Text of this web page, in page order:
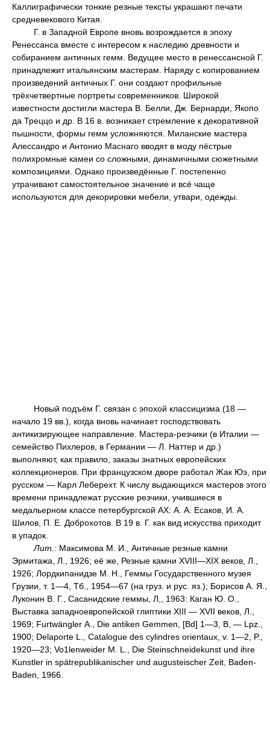
Каллиграфически тонкие резные тексты украшают печати
средневекового Китая.
Г. в Западной Европе вновь возрождается в эпоху
Ренессанса вместе с интересом к наследию древности и
собиранием античных гемм. Ведущее место в ренессансной Г.
принадлежит итальянским мастерам. Наряду с копированием
произведений античных Г. они создают профильные
трёхчетвертные портреты современников. Широкой
известности достигли мастера В. Белли, Дж. Бернарди, Якопо
да Треццо и др. В 16 в. возникает стремление к декоративной
пышности, формы гемм усложняются. Миланские мастера
Алессандро и Антонио Маснаго вводят в моду пёстрые
полихромные камеи со сложными, динамичными сюжетными
композициями. Однако произведённые Г. постепенно
утрачивают самостоятельное значение и всё чаще
используются для декорировки мебели, утвари, одежды.
Новый подъём Г. связан с эпохой классицизма (18 —
начало 19 вв.), когда вновь начинает господствовать
антикизирующее направление. Мастера-резчики (в Италии —
семейство Пихлеров, в Германии — Л. Наттер и др.)
выполняют, как правило, заказы знатных европейских
коллекционеров. При французском дворе работал Жак Юэ, при
русском — Карл Леберехт. К числу выдающихся мастеров этого
времени принадлежат русские резчики, учившиеся в
медальерном классе петербургской АХ: А. А. Есаков, И. А.
Шилов, П. Е. Доброхотов. В 19 в. Г. как вид искусства приходит
в упадок.
Лит.: Максимова М. И., Античные резные камни
Эрмитажа, Л., 1926; её же, Резные камни XVIII—XIX веков, Л.,
1926; Лордкипанидзе М. Н., Геммы Государственного музея
Грузии, т. 1—4, Тб., 1954—67 (на груз. и рус. яз.); Борисов А. Я.,
Луконин В. Г., Сасанидские геммы, Л,, 1963: Каган Ю. О.,
Выставка западноевропейской глиптики XIII — XVII веков, Л.,
1969; Furtwängler А., Die antiken Gemmen, [Bd] 1—3, В, — Lpz.,
1900; Delaporte L., Catalogue des cylindres orientaux, v. 1—2, P.,
1920—23; Vo1lenweider M. L., Die Steinschneidekunst und ihre
Kunstler in spätrepublikanischer und augusteischer Zeit, Baden-
Baden, 1966.